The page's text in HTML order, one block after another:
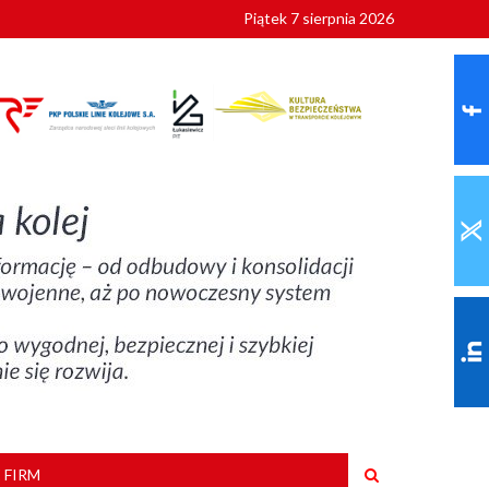
roku
Piątek 7 sierpnia 2026
FIRM